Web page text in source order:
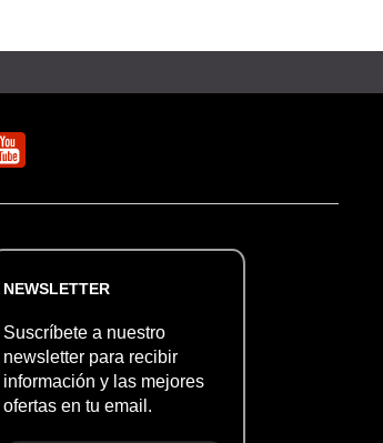
NEWSLETTER
Suscríbete a nuestro
newsletter para recibir
información y las mejores
ofertas en tu email.